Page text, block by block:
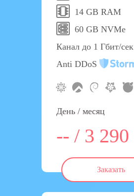
14 GB RAM
60 GB NVMe
Канал до 1 Гбит/сек
Anti DDoS
День / месяц
-- / 3 290
Заказать